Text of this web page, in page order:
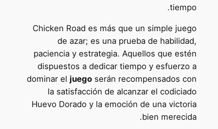
tiempo.
Chicken Road es más que un simple juego
de azar; es una prueba de habilidad,
paciencia y estrategia. Aquellos que estén
dispuestos a dedicar tiempo y esfuerzo a
dominar el juego serán recompensados con
la satisfacción de alcanzar el codiciado
Huevo Dorado y la emoción de una victoria
bien merecida.